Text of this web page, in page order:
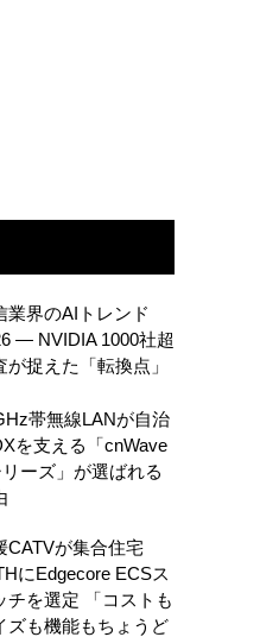
業界のAIトレンド
― NVIDIA 1000社超
が捉えた「転換点」
帯無線LANが自治
を支える「cnWave
ーズ」が選ばれる
CATVが集合住宅
にEdgecore ECSス
チを選定 「コストも
ズも機能もちょうど